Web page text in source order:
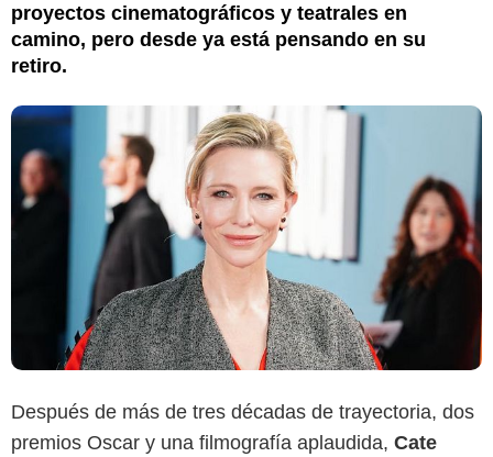
proyectos cinematográficos y teatrales en
camino, pero desde ya está pensando en su
retiro.
Después de más de tres décadas de trayectoria, dos
premios Oscar y una filmografía aplaudida, Cate